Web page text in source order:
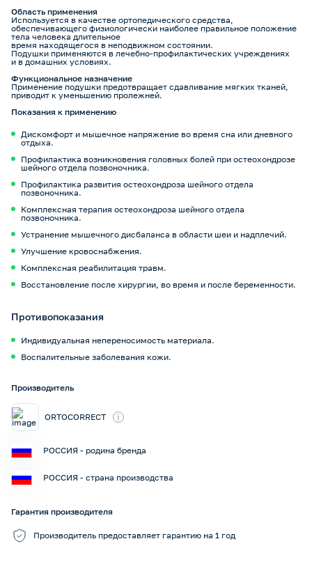
Область применения
Используется в качестве ортопедического средства,
обеспечивающего физиологически наиболее правильное положение
тела человека длительное
время находящегося в неподвижном состоянии.
Подушки применяются в лечебно-профилактических учреждениях
и в домашних условиях.
Функциональное назначение
Применение подушки предотвращает сдавливание мягких тканей,
приводит к уменьшению пролежней.
Показания к применению
Дискомфорт и мышечное напряжение во время сна или дневного
отдыха.
Профилактика возникновения головных болей при остеохондрозе
шейного отдела позвоночника.
Профилактика развития остеохондроза шейного отдела
позвоночника.
Комплексная терапия остеохондроза шейного отдела
позвоночника.
Устранение мышечного дисбаланса в области шеи и надплечий.
Улучшение кровоснабжения.
Комплексная реабилитация травм.
Восстановление после хирургии, во время и после беременности.
Противопоказания
Индивидуальная непереносимость материала.
Воспалительные заболевания кожи.
Производитель
ORTOCORRECT i
РОССИЯ - родина бренда
РОССИЯ - страна производства
Гарантия производителя
Производитель предоставляет гарантию на 1 год